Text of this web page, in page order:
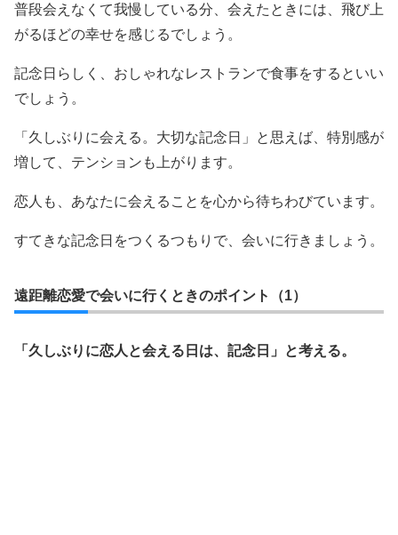
普段会えなくて我慢している分、会えたときには、飛び上
がるほどの幸せを感じるでしょう。
記念日らしく、おしゃれなレストランで食事をするといい
でしょう。
「久しぶりに会える。大切な記念日」と思えば、特別感が
増して、テンションも上がります。
恋人も、あなたに会えることを心から待ちわびています。
すてきな記念日をつくるつもりで、会いに行きましょう。
遠距離恋愛で会いに行くときのポイント（1）
「久しぶりに恋人と会える日は、記念日」と考える。